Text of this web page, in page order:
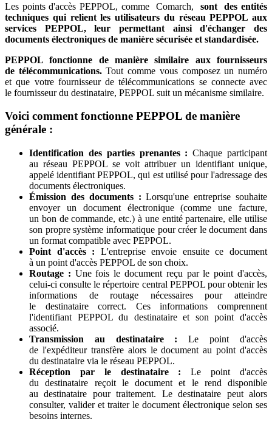
Les points d'accès PEPPOL, comme Comarch,sont des entités
techniques qui relient les utilisateurs du réseau PEPPOL aux
services PEPPOL, leur permettant ainsi d'échanger des
documents électroniques de manière sécurisée et standardisée.
PEPPOL fonctionne de manière similaire aux fournisseurs
de télécommunications.Tout comme vous composez un numéro
et que votre fournisseur de télécommunications se connecte avec
le fournisseur du destinataire, PEPPOL suit un mécanisme similaire.
Voici comment fonctionne PEPPOL de manière
générale :
Identification des parties prenantes : Chaque participant
au réseau PEPPOL se voit attribuer un identifiant unique,
appelé identifiant PEPPOL, qui est utilisé pour l'adressage des
documents électroniques.
Émission des documents :Lorsqu'une entreprise souhaite
envoyer un document électronique (comme une facture,
un bon de commande, etc.) à une entité partenaire, elle utilise
son propre système informatique pour créer le document dans
un format compatible avec PEPPOL.
Point d'accès : L'entreprise envoie ensuite ce document
à un point d'accès PEPPOL de son choix.
Routage : Une fois le document reçu par le point d'accès,
celui-ci consulte le répertoire central PEPPOL pour obtenir les
informations de routage nécessaires pour atteindre
le destinataire correct. Ces informations comprennent
l'identifiant PEPPOL du destinataire et son point d'accès
associé.
Transmission au destinataire : Le point d'accès
de l'expéditeur transfère alors le document au point d'accès
du destinataire via le réseau PEPPOL.
Réception par le destinataire : Le point d'accès
du destinataire reçoit le document et le rend disponible
au destinataire pour traitement. Le destinataire peut alors
consulter, valider et traiter le document électronique selon ses
besoins internes.